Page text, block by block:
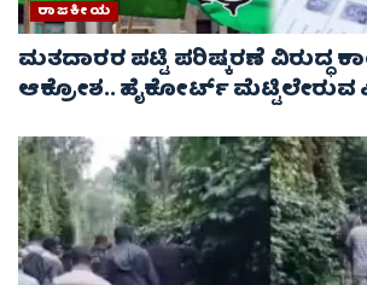
ರಾಜಕೀಯ
ಮತದಾರರ ಪಟ್ಟಿ ಪರಿಷ್ಕರಣೆ ವಿರುದ್ಧ
ಆಕ್ರೋಶ.. ಹೈಕೋರ್ಟ್ ಮೆಟ್ಟಿಲೇರುವ